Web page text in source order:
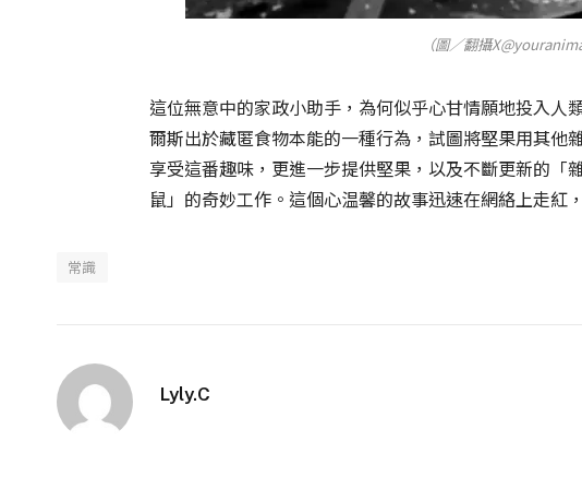
（圖／翻攝
這位無意中的家政小助手，為何似乎心甘情願地投入人
爾斯出於藏匿食物本能的一種行為，試圖將堅果用其他
享受這番趣味，更進一步提供堅果，以及不斷更新的「
鼠」的奇妙工作。這個心温馨的故事迅速在網絡上走紅
常識
Lyly.C